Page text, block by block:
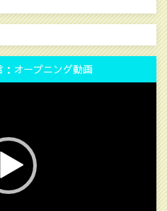
オープニング動画